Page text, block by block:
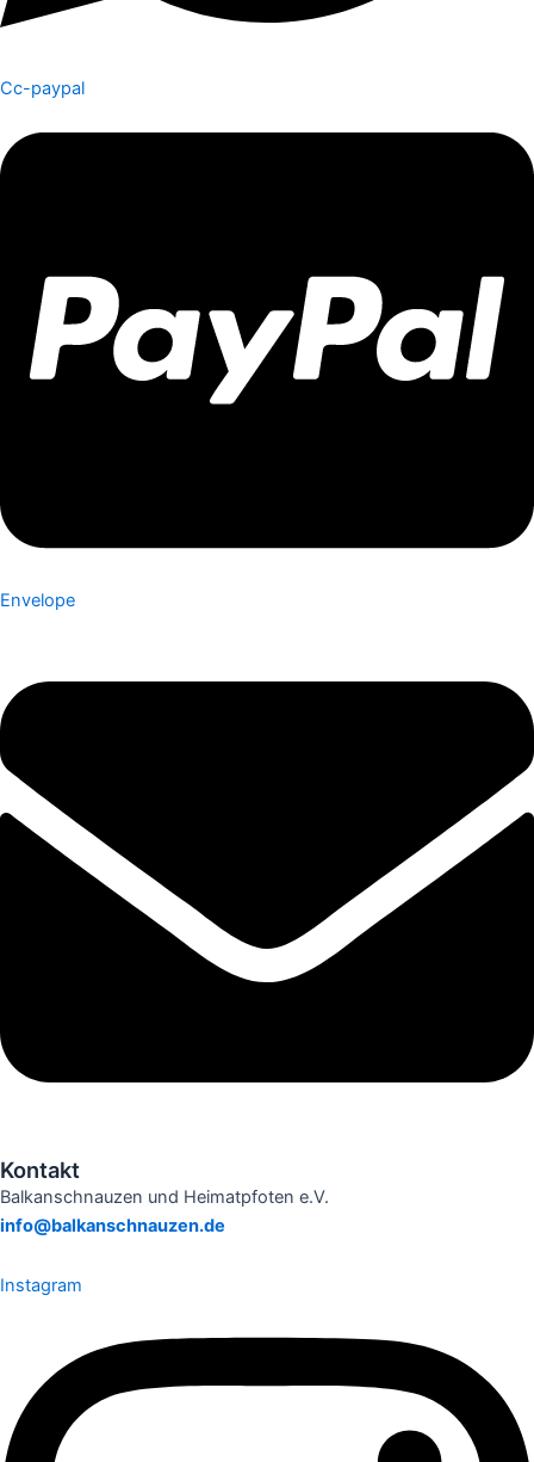
Cc-paypal
Envelope
Kontakt
Balkanschnauzen und Heimatpfoten e.V.
info@balkanschnauzen.de
Instagram